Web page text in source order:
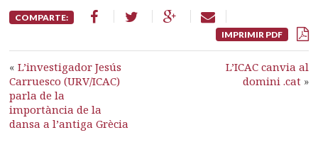
COMPARTE:
IMPRIMIR PDF
«L’investigador Jesús
Carruesco (URV/ICAC)
parla de la
importància de la
dansa a l’antiga Grècia
L’ICAC canvia al
domini .cat»